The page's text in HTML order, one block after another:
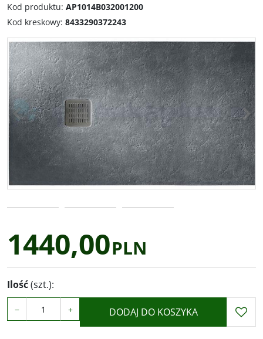
Kod produktu: AP1014B032001200
Kod kreskowy: 8433290372243
< >
1440,00PLN
Ilość(szt.):
− + DODAJ DO KOSZYKA